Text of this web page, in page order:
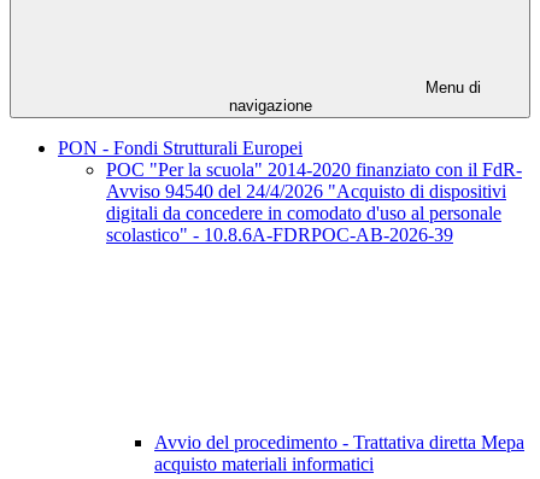
Menu di
navigazione
PON - Fondi Strutturali Europei
POC "Per la scuola" 2014-2020 finanziato con il FdR-
Avviso 94540 del 24/4/2026 "Acquisto di dispositivi
digitali da concedere in comodato d'uso al personale
scolastico" - 10.8.6A-FDRPOC-AB-2026-39
Avvio del procedimento - Trattativa diretta Mepa
acquisto materiali informatici